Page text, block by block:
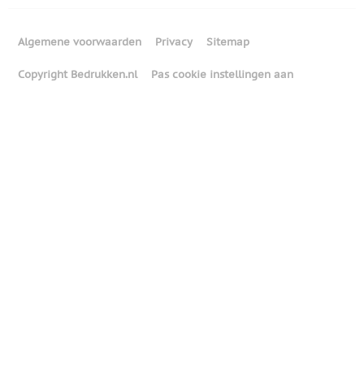
Algemene voorwaarden Privacy Sitemap
Copyright Bedrukken.nl Pas cookie instellingen aan